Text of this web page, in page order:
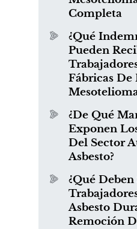
Completa
¿Qué
Pueden
Fábricas De
¿De Qué
Exponen
Del Sector
Asbesto?
¿Qué Deben
Asbesto
Remoción